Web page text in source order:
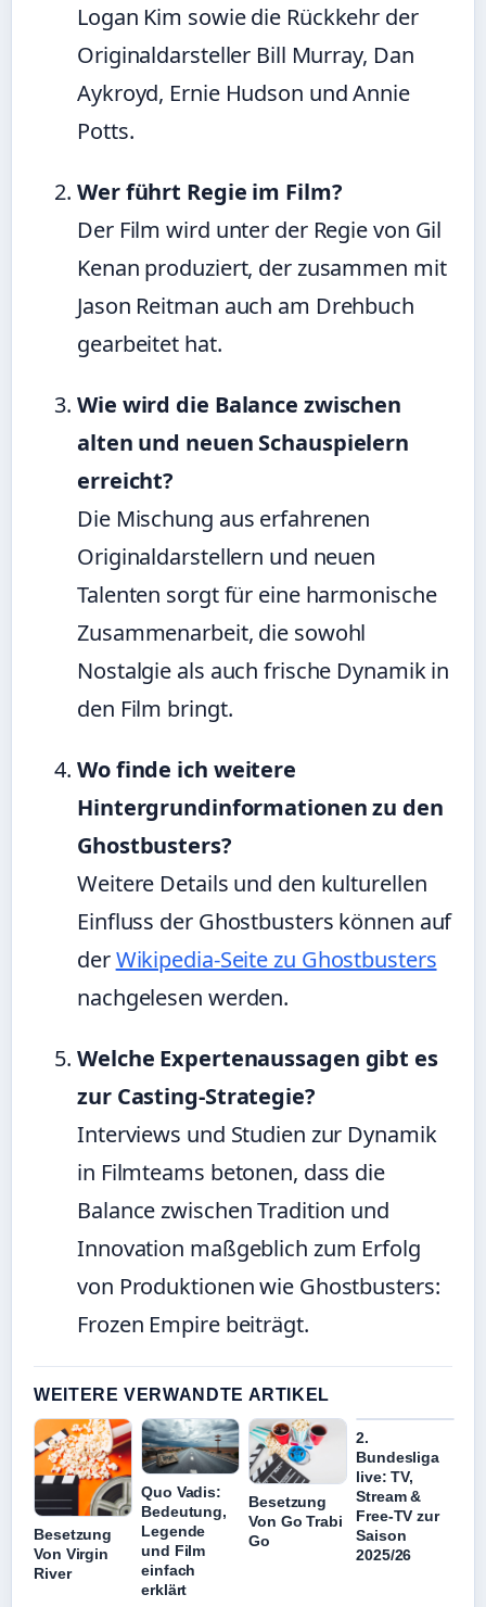
Logan Kim sowie die Rückkehr der
Originaldarsteller Bill Murray, Dan
Aykroyd, Ernie Hudson und Annie
Potts.
Wer führt Regie im Film?
Der Film wird unter der Regie von Gil
Kenan produziert, der zusammen mit
Jason Reitman auch am Drehbuch
gearbeitet hat.
Wie wird die Balance zwischen
alten und neuen Schauspielern
erreicht?
Die Mischung aus erfahrenen
Originaldarstellern und neuen
Talenten sorgt für eine harmonische
Zusammenarbeit, die sowohl
Nostalgie als auch frische Dynamik in
den Film bringt.
Wo finde ich weitere
Hintergrundinformationen zu den
Ghostbusters?
Weitere Details und den kulturellen
Einfluss der Ghostbusters können auf
derWikipedia-Seite zu Ghostbusters
nachgelesen werden.
Welche Expertenaussagen gibt es
zur Casting-Strategie?
Interviews und Studien zur Dynamik
in Filmteams betonen, dass die
Balance zwischen Tradition und
Innovation maßgeblich zum Erfolg
von Produktionen wie Ghostbusters:
Frozen Empire beiträgt.
WEITERE VERWANDTE ARTIKEL
Besetzung
Von Virgin
River
Quo Vadis:
Bedeutung,
Legende
und Film
einfach
erklärt
Besetzung
Von Go Trabi
Go
2.
Bundesliga
live: TV,
Stream &
Free-TV zur
Saison
2025/26